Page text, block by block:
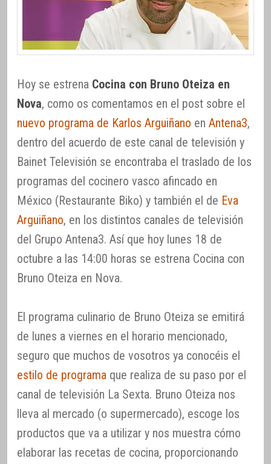
Hoy se estrena Cocina con Bruno Oteiza en
Nova, como os comentamos en el post sobre el
nuevo programa de Karlos Arguiñano en Antena3,
dentro del acuerdo de este canal de televisión y
Bainet Televisión se encontraba el traslado de los
programas del cocinero vasco afincado en
México (Restaurante Biko) y también el de Eva
Arguiñano, en los distintos canales de televisión
del Grupo Antena3. Así que hoy lunes 18 de
octubre a las 14:00 horas se estrena Cocina con
Bruno Oteiza en Nova.
El programa culinario de Bruno Oteiza se emitirá
de lunes a viernes en el horario mencionado,
seguro que muchos de vosotros ya conocéis el
estilo de programa que realiza de su paso por el
canal de televisión La Sexta. Bruno Oteiza nos
lleva al mercado (o supermercado), escoge los
productos que va a utilizar y nos muestra cómo
elaborar las recetas de cocina, proporcionando